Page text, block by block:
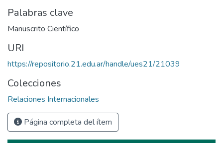
Palabras clave
Manuscrito Científico
URI
https://repositorio.21.edu.ar/handle/ues21/21039
Colecciones
Relaciones Internacionales
Página completa del ítem